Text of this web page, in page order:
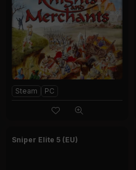
Steam PC
Sniper Elite 5 (EU)